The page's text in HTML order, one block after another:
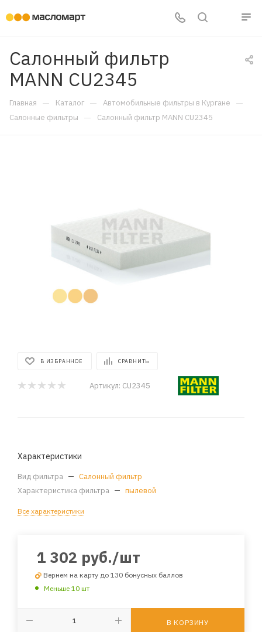
Салонный фильтр
MANN CU2345
Главная — Каталог — Автомобильные фильтры в Кургане —
Салонные фильтры — Салонный фильтр MANN CU2345
В ИЗБРАННОЕ СРАВНИТЬ
Артикул: CU2345
Характеристики
Вид фильтра — Салонный фильтр
Характеристика фильтра — пылевой
Все характеристики
1 302 руб./шт
Вернем на карту до 130 бонусных баллов
Меньше 10 шт
В КОРЗИНУ